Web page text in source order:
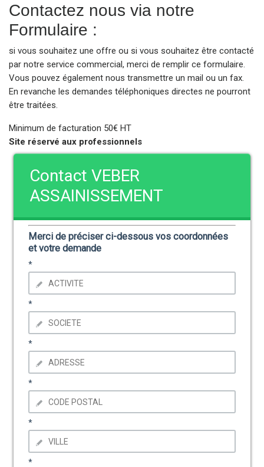
Contactez nous via notre
Formulaire :
si vous souhaitez une offre ou si vous souhaitez être contacté
par notre service commercial, merci de remplir ce formulaire.
Vous pouvez également nous transmettre un mail ou un fax.
En revanche les demandes téléphoniques directes ne pourront
être traitées.
Minimum de facturation 50€ HT
Site réservé aux professionnels